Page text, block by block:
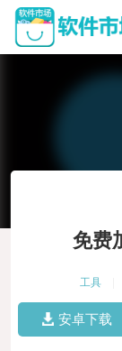
免费
工具
安卓下载